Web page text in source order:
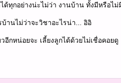
ด้ทุกอย่างน่ะไม่ว่า งานบ้าน ทั้งมีหรือไม่
บ้านไม่ว่าจะวิชาอะไรน่า... อิอิ
วอีกหน่อยจะ เลี้ยงลูกได้ด้วยไม่เชื่อคอยดู